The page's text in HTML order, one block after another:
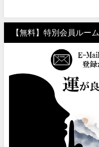
【無料】特別会員ルーム